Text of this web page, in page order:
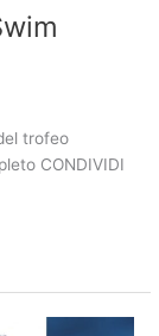
trofeo
CONDIVIDI